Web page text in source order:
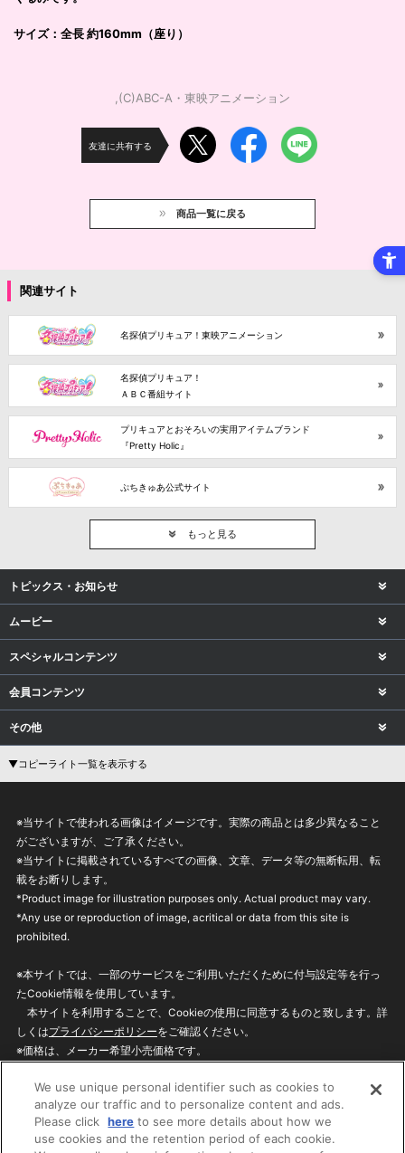
サイズ：全長 約160mm（座り）
,(C)ABC-A・東映アニメーション
友達に共有する
商品一覧に戻る
関連サイト
名探偵プリキュア！東映アニメーション
名探偵プリキュア！
ＡＢＣ番組サイト
プリキュアとおそろいの実用アイテムブランド
『Pretty Holic』
ぷちきゅあ公式サイト
もっと見る
トピックス・お知らせ
ムービー
スペシャルコンテンツ
会員コンテンツ
その他
▼コピーライト一覧を表示する
※当サイトで使われる画像はイメージです。実際の商品とは多少異なること
がございますが、ご了承ください。
※当サイトに掲載されているすべての画像、文章、データ等の無断転用、転
載をお断りします。
*Product image for illustration purposes only. Actual product may vary.
*Any use or reproduction of image, acritical or data from this site is
prohibited.
※本サイトでは、一部のサービスをご利用いただくために付与設定等を行っ
たCookie情報を使用しています。
本サイトを利用することで、Cookieの使用に同意するものと致します。詳
しくはプライバシーポリシーをご確認ください。
※価格は、メーカー希望小売価格です。
ざいますのでご了承ください。
privacypolicy
Do Not Sell or Share My
We use unique personal identifier such as cookies to
analyze our traffic and to personalize content and ads.
Please click here to see more details about how we
use cookies and the retention period of each cookie.